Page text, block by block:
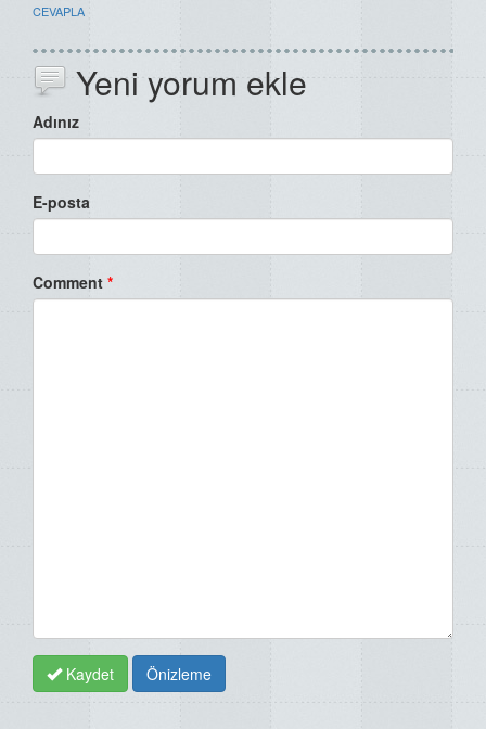
CEVAPLA
Yeni yorum ekle
Adınız
E-posta
Comment *
Kaydet Önizleme